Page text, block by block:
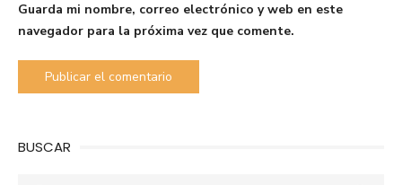
Guarda mi nombre, correo electrónico y web en este
navegador para la próxima vez que comente.
BUSCAR